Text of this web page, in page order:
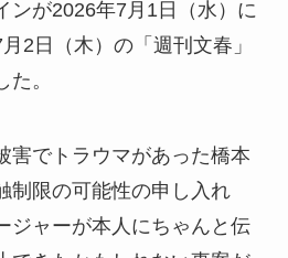
ンが2026年7月1日（水）に
2日（木）の「週刊文春」
。
害でトラウマがあった橋本
制限の可能性の申し入れ
ジャーが本人にちゃんと伝